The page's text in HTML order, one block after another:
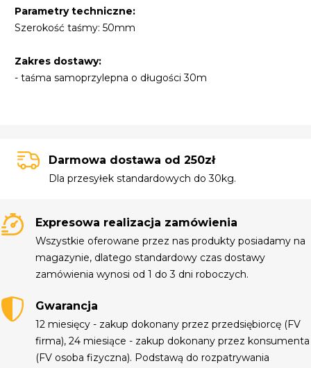
Parametry techniczne:
Szerokość taśmy: 50mm
Zakres dostawy:
- taśma samoprzylepna o długości 30m
Darmowa dostawa od 250zł
Dla przesyłek standardowych do 30kg.
Expresowa realizacja zamówienia
Wszystkie oferowane przez nas produkty posiadamy na
magazynie, dlatego standardowy czas dostawy
zamówienia wynosi od 1 do 3 dni roboczych.
Gwarancja
12 miesięcy - zakup dokonany przez przedsiębiorcę (FV
firma), 24 miesiące - zakup dokonany przez konsumenta
(FV osoba fizyczna). Podstawą do rozpatrywania